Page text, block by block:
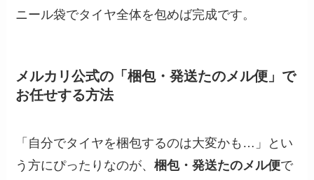
ニール袋でタイヤ全体を包めば完成です。
メルカリ公式の「梱包・発送たのメル便」で
お任せする方法
「自分でタイヤを梱包するのは大変かも…」とい
う方にぴったりなのが、梱包・発送たのメル便で